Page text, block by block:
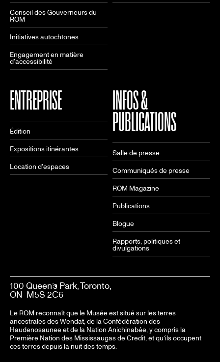
Conseil des Gouverneurs du
ROM
Initiatives autochtones
Engagement en matière
d'accessibilité
ENTREPRISE
Édition
Expositions itinérantes
Location d'espaces
INFOS &
PUBLICATIONS
Salle de presse
Communiqués de presse
ROM Magazine
Publications
Blogue
Rapports, politiques et
divulgations
100 Queen’s Park, Toronto,
ON M5S 2C6
Le ROM reconnaît que le Musée est situé sur les terres
ancestrales des Wendat, de la Confédération des
Haudenosaunee et de la Nation Anichinabée, y compris la
Première Nation des Mississaugas de Credit, et qu’ils occupent
ces terres depuis la nuit des temps.